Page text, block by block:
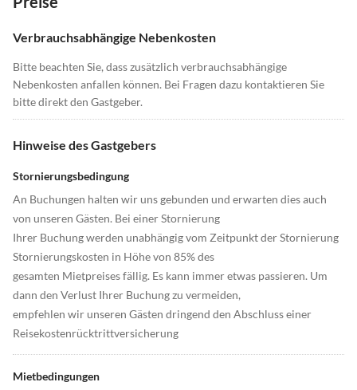
Verbrauchsabhängige Nebenkosten
Bitte beachten Sie, dass zusätzlich verbrauchsabhängige
Nebenkosten anfallen können. Bei Fragen dazu kontaktieren Sie
bitte direkt den Gastgeber.
Hinweise des Gastgebers
Stornierungsbedingung
An Buchungen halten wir uns gebunden und erwarten dies auch
von unseren Gästen. Bei einer Stornierung
Ihrer Buchung werden unabhängig vom Zeitpunkt der Stornierung
Stornierungskosten in Höhe von 85% des
gesamten Mietpreises fällig. Es kann immer etwas passieren. Um
dann den Verlust Ihrer Buchung zu vermeiden,
empfehlen wir unseren Gästen dringend den Abschluss einer
Reisekostenrücktrittversicherung
Mietbedingungen